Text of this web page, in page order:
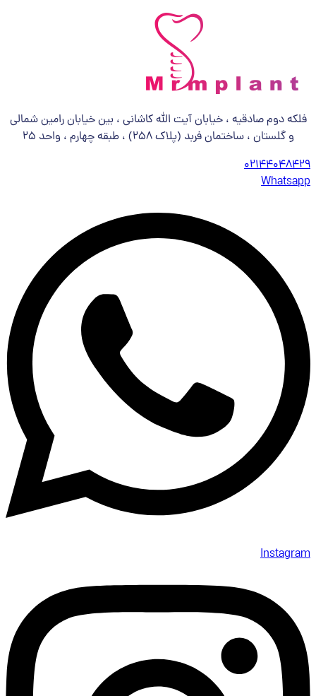
فلکه دوم صادقیه ، خیابان آیت الله کاشانی ، بین خیابان رامین شمالی
و گلستان ، ساختمان فربد (پلاک 258) ، طبقه چهارم ، واحد 25
02144048429
Whatsapp
Instagram